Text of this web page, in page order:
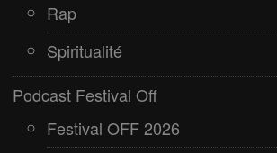
Rap
Spiritualité
Podcast Festival Off
Festival OFF 2026